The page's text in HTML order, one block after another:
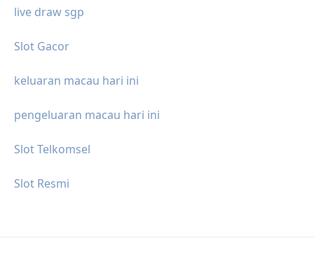
live draw sgp
Slot Gacor
keluaran macau hari ini
pengeluaran macau hari ini
Slot Telkomsel
Slot Resmi